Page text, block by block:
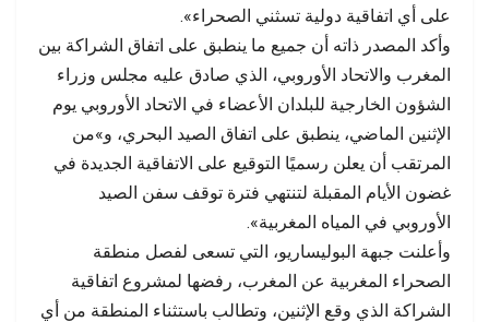
على أي اتفاقية دولية تسثني الصحراء».
وأكد المصدر ذاته أن جميع ما ينطبق على اتفاق الشراكة بين
المغرب والاتحاد الأوروبي، الذي صادق عليه مجلس وزراء
الشؤون الخارجية للبلدان الأعضاء في الاتحاد الأوروبي يوم
الإثنين الماضي، ينطبق على اتفاق الصيد البحري، و»من
المرتقب أن يعلن رسميًا التوقيع على الاتفاقية الجديدة في
غضون الأيام المقبلة لتنتهي فترة توقف سفن الصيد
الأوروبي في المياه المغربية».
وأعلنت جبهة البوليساريو، التي تسعى لفصل منطقة
الصحراء المغربية عن المغرب، رفضها لمشروع اتفاقية
الشراكة الذي وقع الإثنين، وتطالب باستثناء المنطقة من أي